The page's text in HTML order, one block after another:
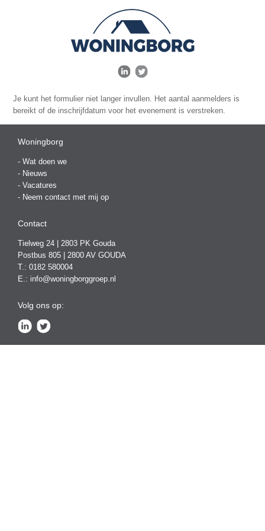
Je kunt het formulier niet langer invullen. Het aantal aanmelders is
bereikt of de inschrijfdatum voor het evenement is verstreken.
Woningborg
- Wat doen we
- Nieuws
- Vacatures
- Neem contact met mij op
Contact
Tielweg 24 | 2803 PK Gouda
Postbus 805 | 2800 AV GOUDA
T.: 0182 580004
E.: info@woningborggroep.nl
Volg ons op: